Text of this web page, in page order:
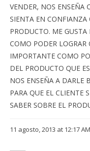
VENDER, NOS ENSEÑA
SIENTA EN CONFIANZA
PRODUCTO. ME GUSTA
COMO PODER LOGRAR
IMPORTANTE COMO
DEL PRODUCTO QUE
NOS ENSEÑA A DARLE
PARA QUE EL CLIENTE
SABER SOBRE EL
11 agosto, 2013 at 12:17 AM